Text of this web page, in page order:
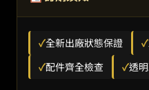
✓全新出廠狀態保證 ✓
✓配件齊全檢查 ✓透